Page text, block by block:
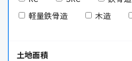
軽量鉄骨造
木造
土地面積